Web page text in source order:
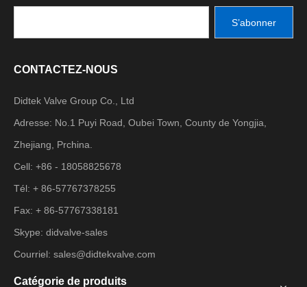
S’abonner
CONTACTEZ-NOUS
Didtek Valve Group Co., Ltd
Adresse: No.1 Puyi Road, Oubei Town, County de Yongjia,
Zhejiang, Prchina.
Cell: +86 - 18058825678
Tél: + 86-57767378255
Fax: + 86-57767338181
Skype: didvalve-sales
Courriel: sales@didtekvalve.com
Catégorie de produits